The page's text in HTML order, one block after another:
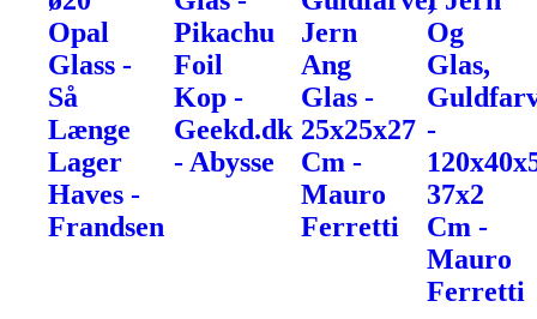
Opal
Glass -
Så
Længe
Lager
Haves -
Frandsen
Pikachu
Foil
Kop -
Geekd.dk
- Abysse
Jern
Ang
Glas -
25x25x27
Cm -
Mauro
Ferretti
Og
Glas,
-
37x2
Cm -
Mauro
Ferretti